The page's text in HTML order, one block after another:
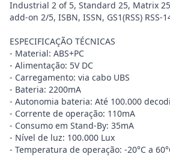
Industrial 2 of 5, Standard 25, Matrix 25,
add-on 2/5, ISBN, ISSN, GS1(RSS) RSS-
ESPECIFICAÇÃO TÉCNICAS
- Material: ABS+PC
- Alimentação: 5V DC
- Carregamento: via cabo UBS
- Bateria: 2200mA
- Autonomia bateria: Até 100.000
- Corrente de operação: 110mA
- Consumo em Stand-By: 35mA
- Nível de luz: 100.000 Lux
- Temperatura de operação: -20°C a